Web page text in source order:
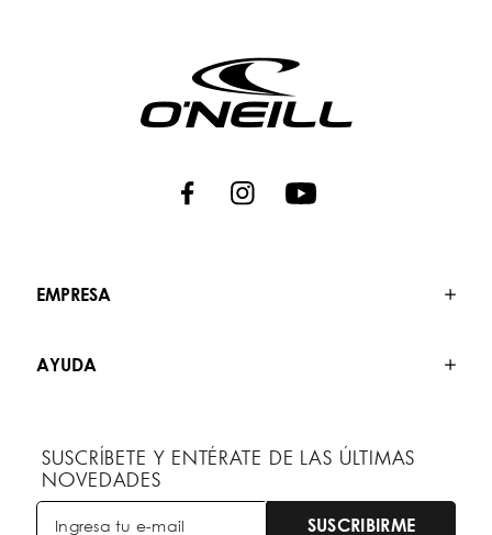
EMPRESA
AYUDA
SUSCRÍBETE Y ENTÉRATE DE LAS ÚLTIMAS
NOVEDADES
SUSCRIBIRME